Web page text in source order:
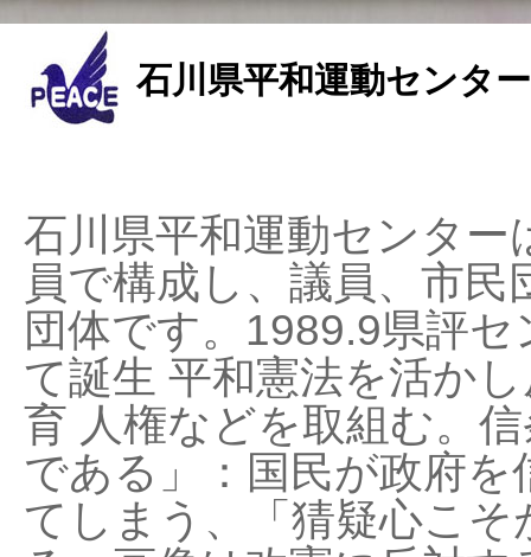
石川県平和運動センタ
石川県平和運動センタ
員で構成し、議員、市
団体です。1989.9県評
て誕生 平和憲法を活か
育 人権などを取組む。
である」：国民が政府
てしまう、「猜疑心こ